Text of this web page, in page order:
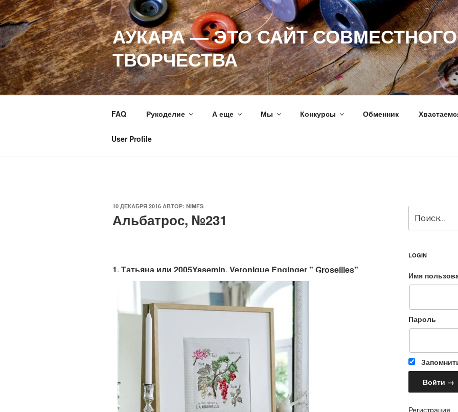
Перейти
к
содержимому
АУКАРА — ЭТО САЙТ СОВМЕСТНОГО
ТВОРЧЕСТВА
FAQ Рукоделие А еще Мы Конкурсы Обменник
User Profile
ОПУБЛИКОВАНО
10 ДЕКАБРЯ 2016 АВТОР: NIMFS
Альбатрос, №231
1. Татьяна или 2005Yasemin, Veronique Enginger " Groseilles"
LOGIN
Имя
Пароль
Регистрация